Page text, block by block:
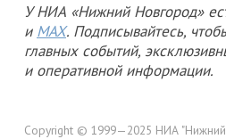
У НИА «Нижний Новгород»
и MAX. Подписывайтесь,
главных событий,
и оперативной информации.
Copyright © 1999—2025 НИА